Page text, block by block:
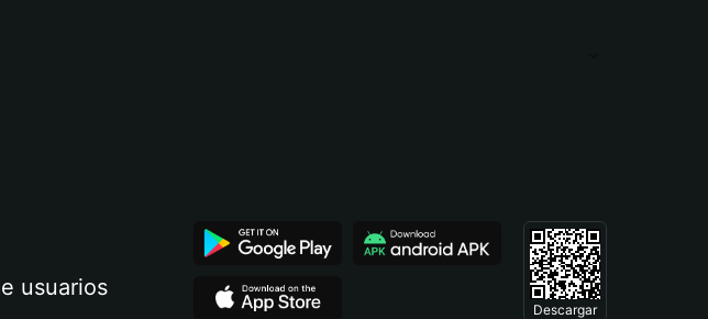
usuarios
Descargar